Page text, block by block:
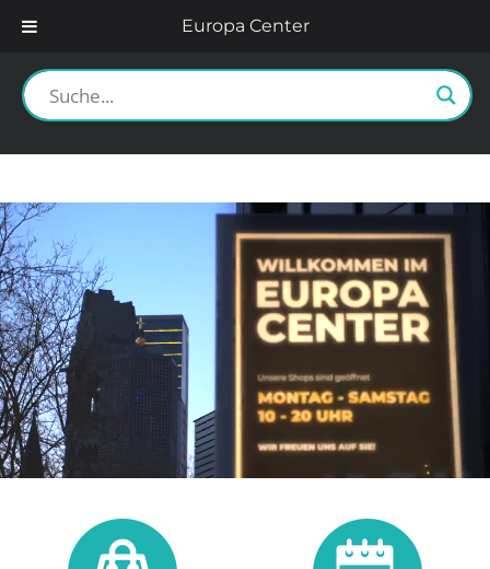
Europa Center